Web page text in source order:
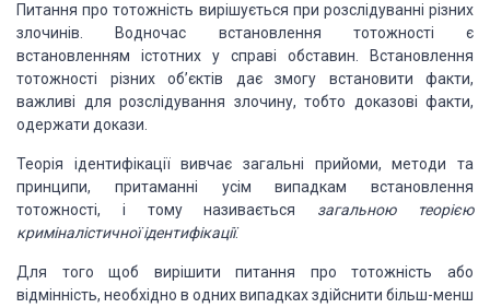
Питання про тотожність вирішується при розслідуванні різних
злочинів. Водночас встановлення тотожності є
встановленням істотних у справі обставин. Встановлення
тотожності різнихоб’єктів дає змогу встановити факти,
важливі для розслідування злочину, тобто доказові факти,
одержати докази.
Теорія ідентифікаціївивчає загальні прийоми, методи та
принципи, притаманні усім випадкам встановлення
тотожності, і тому називається загальною теорією
криміналістичної ідентифікації.
Для того щоб вирішити питання про тотожність або
відмінність, необхідно в одних випадках здійснити більш-менш